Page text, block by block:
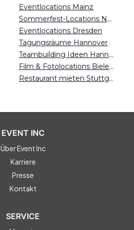
Eventlocations Mainz
Sommerfest-Locations Nürnberg
Eventlocations Dresden
Tagungsräume Hannover
Teambuilding Ideen Hannover
Film & Fotolocations Bielefeld
Restaurant mieten Stuttgart
EVENT INC
Über Event Inc
Karriere
Presse
Kontakt
SERVICE